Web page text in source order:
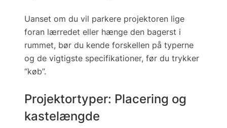
Uanset om du vil parkere projektoren lige
foran lærredet eller hænge den bagerst i
rummet, bør du kende forskellen på typerne
og de vigtigste specifikationer, før du trykker
“køb”.
Projektortyper: Placering og
kastelængde